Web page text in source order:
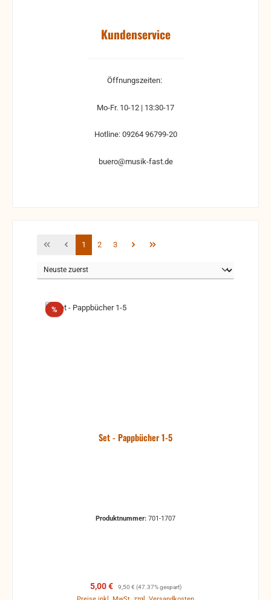
Kundenservice
Öffnungszeiten:
Mo-Fr. 10-12 | 13:30-17
Hotline: 09264 96799-20
buero@musik-fast.de
Seite
1 Seite
2 Seite
3
%Rabatt
Set - Pappbücher 1-5
Produktnummer: 701-1707
Verkaufspreis:
5,00 € Regulärer Preis:
9,50 € (47.37% gespart)